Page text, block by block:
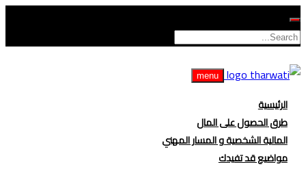
menu
الرئيسية
طرق الحصول على المال
المالية الشخصية و المسار المهني
مواضيع قد تفيدك